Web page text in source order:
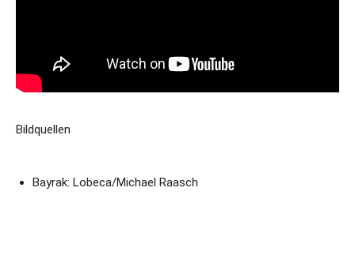
Bildquellen
Bayrak: Lobeca/Michael Raasch